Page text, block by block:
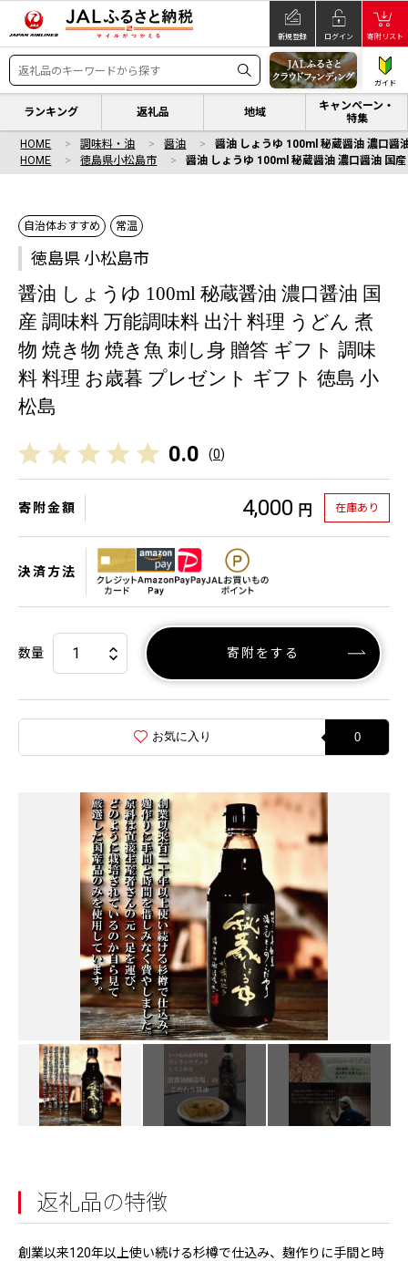
新規登録 ログイン 寄附リスト
ガイド
ランキング 返礼品 地域
キャンペーン・
特集
HOME 調味料・油 醤油
醤油 しょうゆ 100ml 秘蔵醤油 濃口醤
HOME
徳島県小松島市 醤油 しょうゆ 100ml 秘蔵醤油 濃口醤油 国
自治体おすすめ 常温
徳島県 小松島市
醤油 しょうゆ 100ml 秘蔵醤油 濃口醤油 国
産 調味料 万能調味料 出汁 料理 うどん 煮
物 焼き物 焼き魚 刺し身 贈答 ギフト 調味
料 料理 お歳暮 プレゼント ギフト 徳島 小
松島
0.0 (0)
寄附金額 4,000 円 在庫あり
決済方法
数量 寄附をする
お気に入り 0
返礼品の特徴
創業以来120年以上使い続ける杉樽で仕込み、麹作りに手間と時